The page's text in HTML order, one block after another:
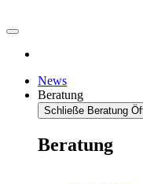
News
Beratung
Schließe Beratung
Beratung